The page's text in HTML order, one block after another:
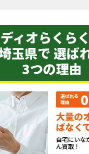
ィオらくら
玉県で 選ば
3つの理由
選ばれる
理由
大量の
ばなく
自宅にいな
ん買取！